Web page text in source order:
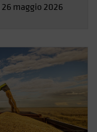
26 maggio 2026